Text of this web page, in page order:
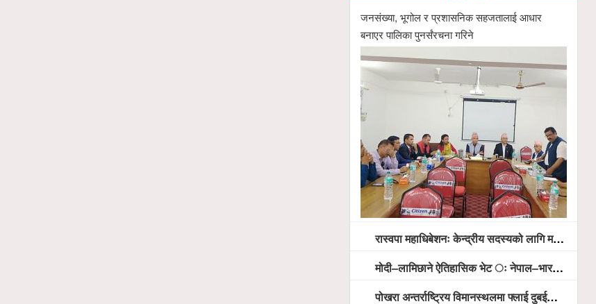
जनसंख्या, भूगोल र प्रशासनिक सहजतालाई आधार
बनाएर पालिका पुनर्संरचना गरिने
रास्वपा महाधिबेशनः केन्द्रीय सदस्यको लागि मतदान सम्पन्न,
मोदी–लामिछाने ऐतिहासिक भेट ः नेपाल–भारत सम्बन्धलाई नयाँ उचाइमा पु¥याउने साझा प्रतिबद्धता
पोखरा अन्तर्राष्ट्रिय विमानस्थलमा फ्लाई दुबईको बढ्दो चासो, ६ घण्टा लामो प्राविधिक निरीक्षणपछि दैनिक उडानको ढोका खुल्दै